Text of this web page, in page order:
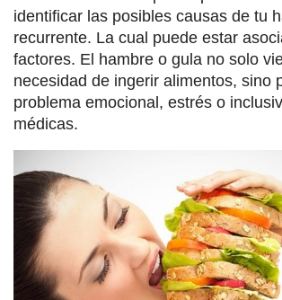
identificar las posibles causas de tu
recurrente. La cual puede estar
factores. El hambre o gula no solo
necesidad de ingerir alimentos, sino
problema emocional, estrés o
médicas.